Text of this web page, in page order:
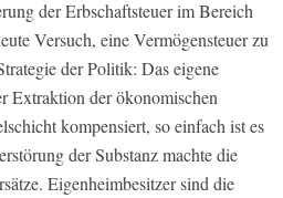
der Erbschaftsteuer im Bereich
Versuch, eine Vermögensteuer zu
der Politik: Das eigene
Extraktion der ökonomischen
kompensiert, so einfach ist es
der Substanz machte die
Eigenheimbesitzer sind die